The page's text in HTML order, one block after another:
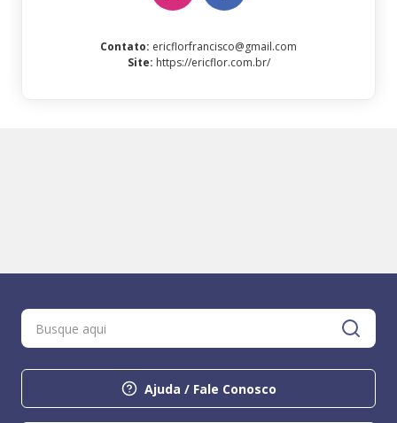
Contato: ericflorfrancisco@gmail.com
Site: https://ericflor.com.br/
Ajuda / Fale Conosco